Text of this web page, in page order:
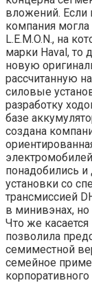
вложений. Если
компания
L.E.M.O.N., на
марки Haval, то
новую
рассчитанную
силовые
разработку
базе
создана
понадобились и
установки со
трансмиссией
в минивэнах, но
Что же
позволила
семиместной
семейное